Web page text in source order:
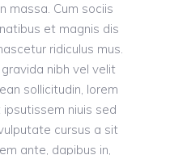
massa. Cum sociis
et magnis dis
ridiculus mus.
nibh vel velit
sollicitudin, lorem
niuis sed
cursus a sit
ante, dapibus in,